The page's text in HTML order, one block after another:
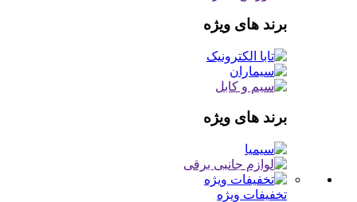
برند های ویژه
برند های ویژه
تخفیفات ویژه